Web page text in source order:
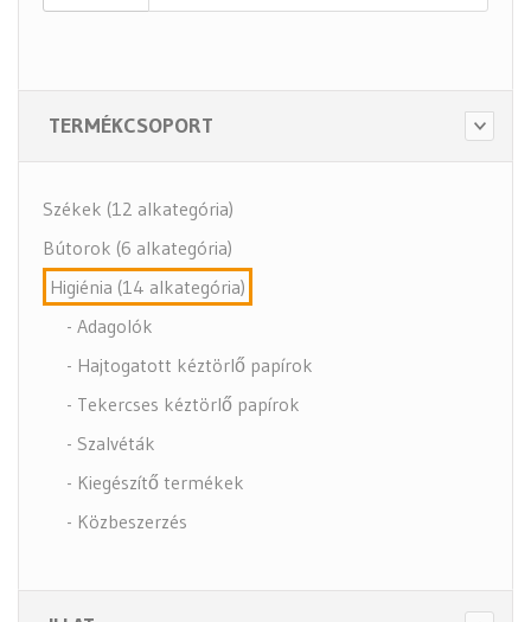
TERMÉKCSOPORT
Székek (12 alkategória)
Bútorok (6 alkategória)
Higiénia (14 alkategória)
- Adagolók
- Hajtogatott kéztörlő papírok
- Tekercses kéztörlő papírok
- Szalvéták
- Kiegészítő termékek
- Közbeszerzés